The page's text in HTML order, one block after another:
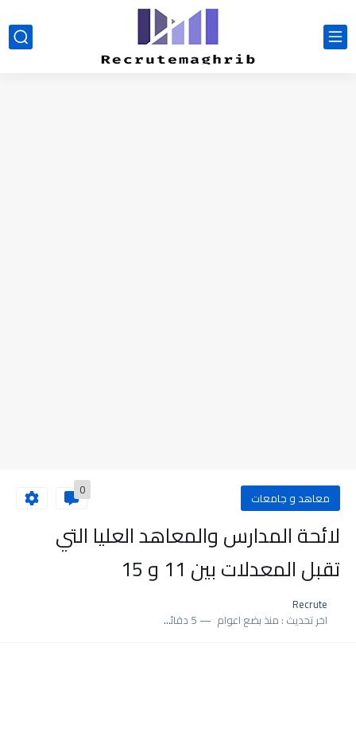
معاهد و جامعات 0
لائحة المدارس والمعاهد العليا التي
تقبل المعدلات بين 11 و 15
Recrute
اخر تحديث : منذ بضع اعوام 5 دقائق للقراءة